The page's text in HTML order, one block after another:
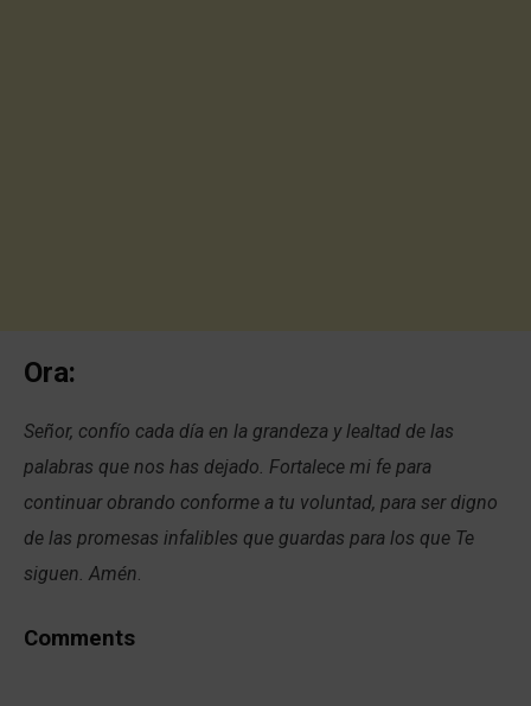
Ora:
Señor, confío cada día en la grandeza y lealtad de las
palabras que nos has dejado. Fortalece mi fe para
continuar obrando conforme a tu voluntad, para ser digno
de las promesas infalibles que guardas para los que Te
siguen. Amén
Comments